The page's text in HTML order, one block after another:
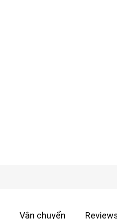
Vận chuyển